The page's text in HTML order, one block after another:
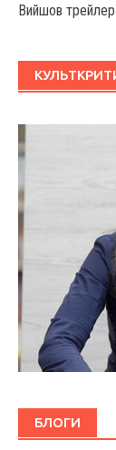
Вийшов
БЛОГИ